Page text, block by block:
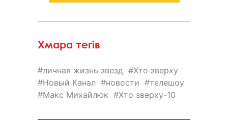
Хмара тегів
личная жизнь звезд
Хто зверху
Новый Канал
новости
телешоу
Макс Михайлюк
Хто зверху-10